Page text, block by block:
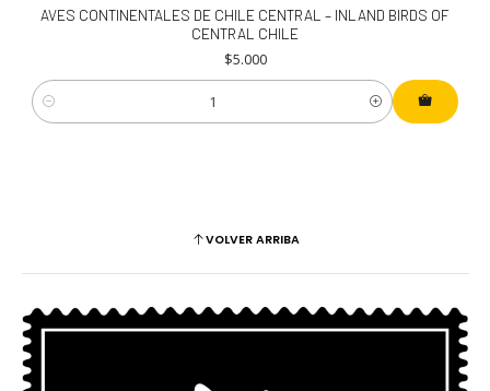
AVES CONTINENTALES DE CHILE CENTRAL – INLAND BIRDS OF
CENTRAL CHILE
$5.000
Cantidad
VOLVER ARRIBA